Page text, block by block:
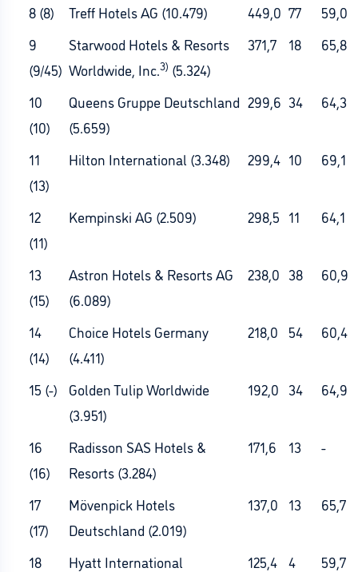
8 (8) Treff Hotels AG (10.479) 449,0 77
59,0
9
(9/45)
Starwood Hotels & Resorts
Worldwide, Inc.3) (5.324)
371,7 18 65,8
10
(10)
Queens Gruppe Deutschland
(5.659)
299,6 34 64,3
11
(13)
Hilton International (3.348) 299,4 10 69,1
12
(11)
Kempinski AG (2.509) 298,5 11 64,1
13
(15)
Astron Hotels & Resorts AG
(6.089)
238,0 38 60,9
14
(14)
Choice Hotels Germany
(4.411)
218,0 54 60,4
15 (-)
Golden Tulip Worldwide
(3.951)
192,0 34 64,9
16
(16)
Radisson SAS Hotels &
Resorts (3.284)
171,6 13 -
17
(17)
Mövenpick Hotels
Deutschland (2.019)
137,0 13 65,7
18
Hyatt International
125,4 4 59,7